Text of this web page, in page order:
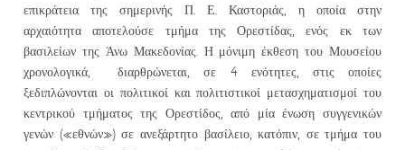
επικράτεια της σημερινής Π. Ε. Καστοριάς, η οποία στην
αρχαιότητα αποτελούσε τμήμα της Ορεστίδας, ενός εκ των
βασιλείων της Άνω Μακεδονίας. Η μόνιμη έκθεση του Μουσείου
χρονολογικά, διαρθρώνεται, σε 4 ενότητες, στις οποίες
ξεδιπλώνονται οι πολιτικοί και πολιτιστικοί μετασχηματισμοί του
κεντρικού τμήματος της Ορεστίδος, από μία ένωση συγγενικών
γενών («εθνών») σε ανεξάρτητο βασίλειο, κατόπιν, σε τμήμα του